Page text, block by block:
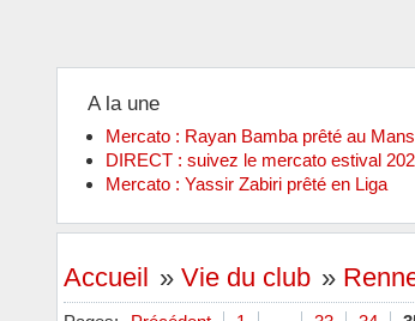
A la une
Mercato : Rayan Bamba prêté au Mans
DIRECT : suivez le mercato estival
Mercato : Yassir Zabiri prêté en Liga
Accueil » Vie du club »